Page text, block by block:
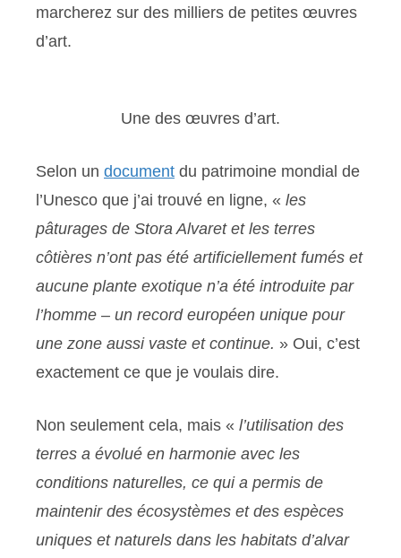
marcherez sur des milliers de petites œuvres
d’art.
Une des œuvres d’art.
Selon un document du patrimoine mondial de
l’Unesco que j’ai trouvé en ligne, « les
pâturages de Stora Alvaret et les terres
côtières n’ont pas été artificiellement fumés et
aucune plante exotique n’a été introduite par
l’homme – un record européen unique pour
une zone aussi vaste et continue. » Oui, c’est
exactement ce que je voulais dire.
Non seulement cela, mais « l’utilisation des
terres a évolué en harmonie avec les
conditions naturelles, ce qui a permis de
maintenir des écosystèmes et des espèces
uniques et naturels dans les habitats d’alvar